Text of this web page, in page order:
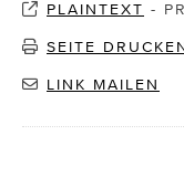
PLAINTEXT -
SEITE
LINK MAILEN